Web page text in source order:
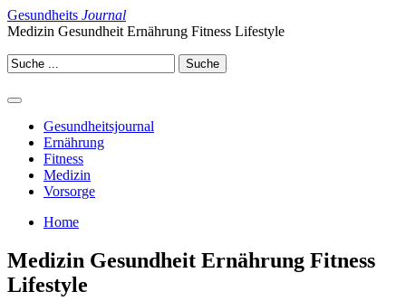
Gesundheits Journal
Medizin Gesundheit Ernährung Fitness Lifestyle
Gesundheitsjournal
Ernährung
Fitness
Medizin
Vorsorge
Home
Medizin Gesundheit Ernährung Fitness
Lifestyle